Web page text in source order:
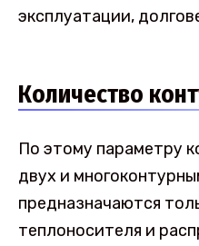
эксплуатации,
Количество
По этому параметру
двух и
предназначаются
теплоносителя и